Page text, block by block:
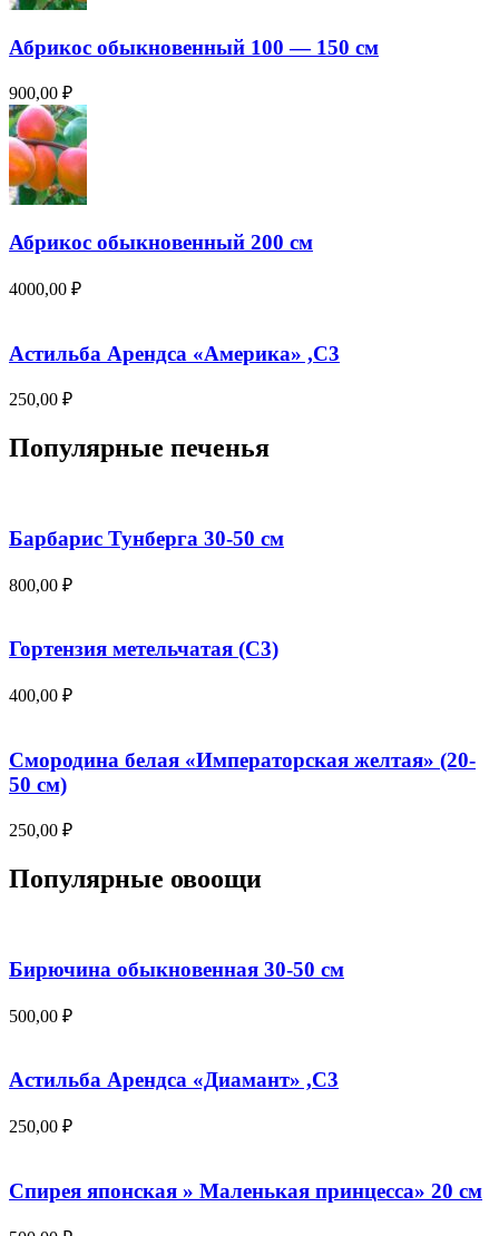
Абрикос обыкновенный 100 — 150 см
900,00 ₽
Абрикос обыкновенный 200 см
4000,00 ₽
Астильба Арендса «Америка» ,С3
250,00 ₽
Популярные печенья
Барбарис Тунберга 30-50 см
800,00 ₽
Гортензия метельчатая (С3)
400,00 ₽
Смородина белая «Императорская желтая» (20-
50 см)
250,00 ₽
Популярные овоощи
Бирючина обыкновенная 30-50 см
500,00 ₽
Астильба Арендса «Диамант» ,С3
250,00 ₽
Спирея японская » Маленькая принцесса» 20 см